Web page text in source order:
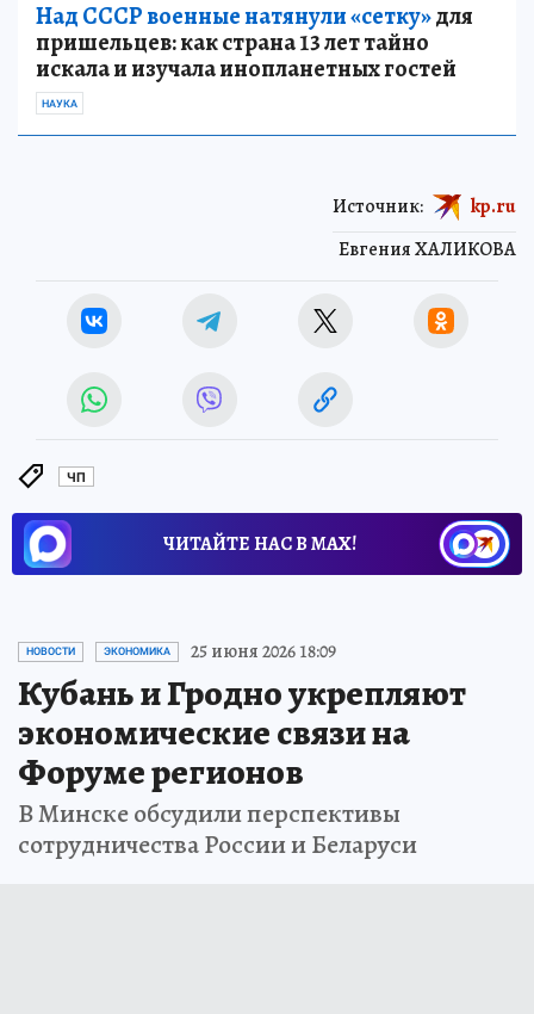
Над СССР военные натянули «сетку»для
пришельцев: как страна 13 лет тайно
искала и изучала инопланетных гостей
НАУКА
Евгения ХАЛИКОВА
Источник: kp.ru
ЧП
ЧИТАЙТЕ НАС В МАХ!
НОВОСТИ ЭКОНОМИКА 25 июня 2026 18:09
Кубань и Гродно укрепляют
экономические связи на
Форуме регионов
В Минске обсудили перспективы
сотрудничества России и Беларуси